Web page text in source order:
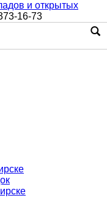
и открытых
16-73